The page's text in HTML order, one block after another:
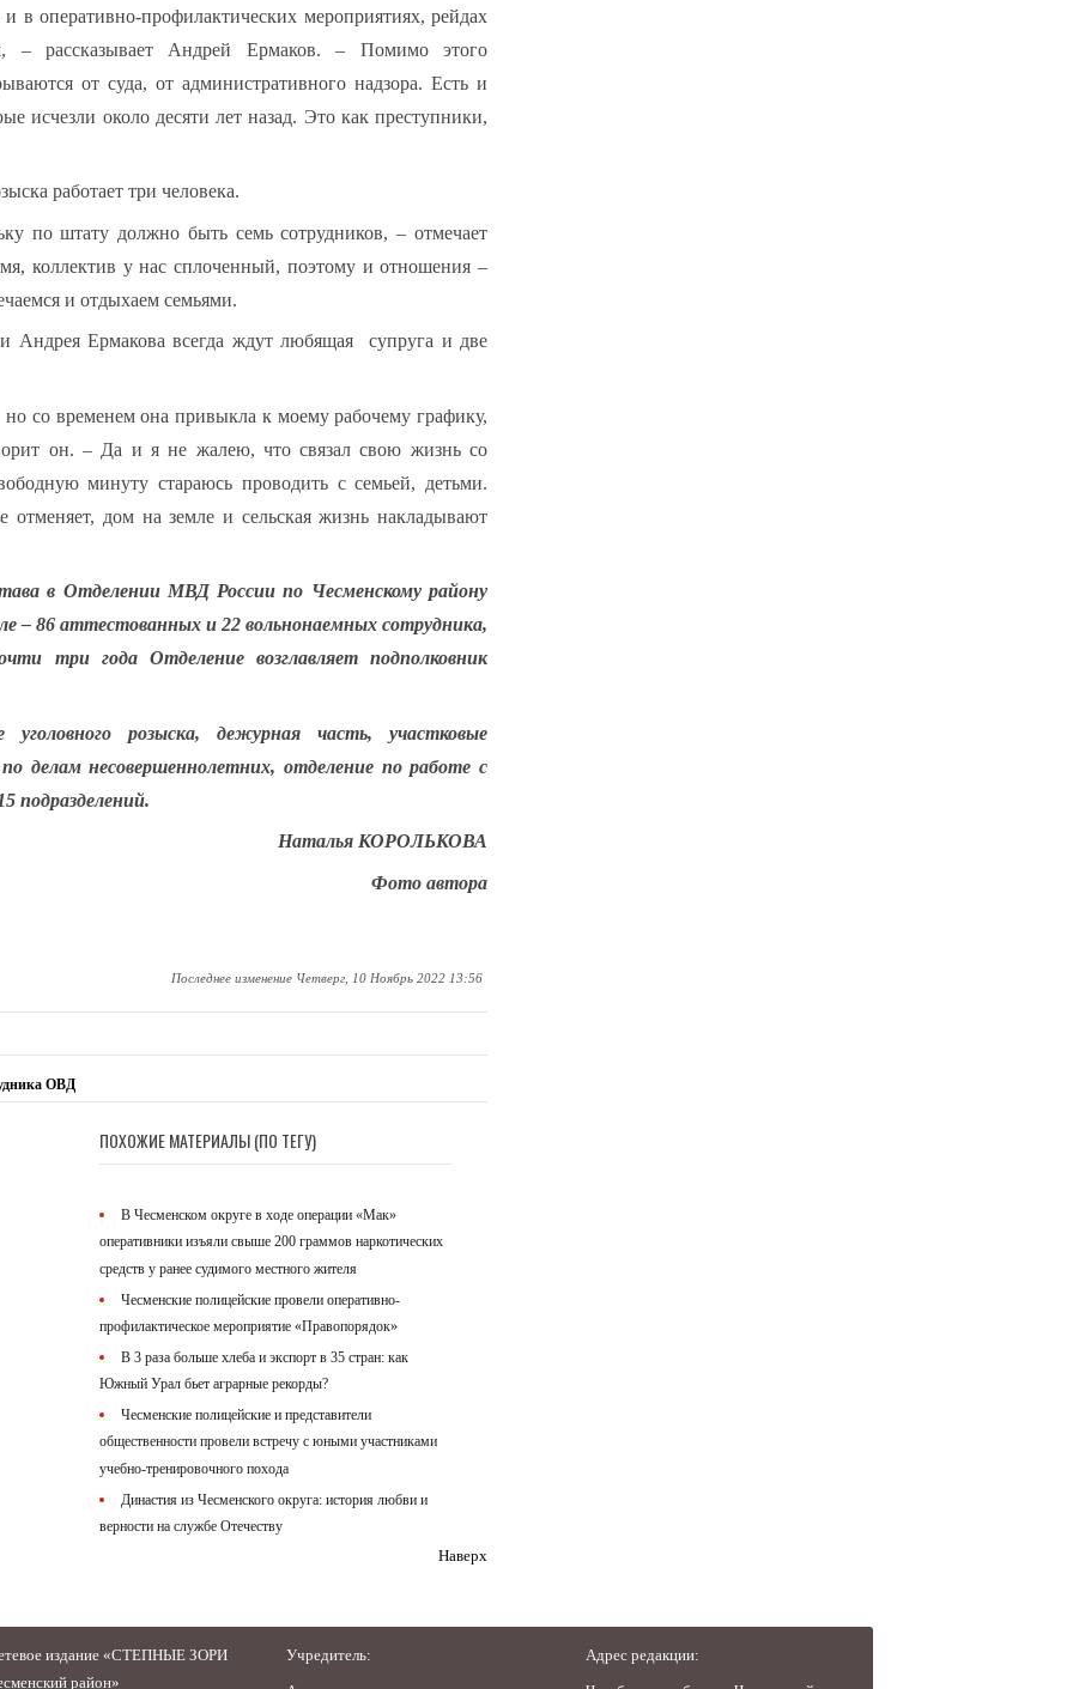
в оперативно-профилактических мероприятиях, рейдах
– рассказывает Андрей Ермаков. – Помимо этого
от суда, от административного надзора. Есть и
исчезли около десяти лет назад. Это как преступники,
работает три человека.
по штату должно быть семь сотрудников, – отмечает
коллектив у нас сплоченный, поэтому и отношения –
и отдыхаем семьями.
Андрея Ермакова всегда ждут любящая супруга и две
со временем она привыкла к моему рабочему графику,
он. – Да и я не жалею, что связал свою жизнь со
минуту стараюсь проводить с семьей, детьми.
дом на земле и сельская жизнь накладывают
в Отделении МВД России по Чесменскому району
– 86 аттестованных и 22 вольнонаемных сотрудника,
три года Отделение возглавляет подполковник
розыска, дежурная часть, участковые
делам несовершеннолетних, отделение по работе с
подразделений.
Наталья КОРОЛЬКОВА
Фото автора
Последнее изменение Четверг, 10 Ноябрь 2022 13:56
ОВД
ПОХОЖИЕ МАТЕРИАЛЫ (ПО ТЕГУ)
В Чесменском округе в ходе операции «Мак»
оперативники изъяли свыше 200 граммов наркотических
средств у ранее судимого местного жителя
Чесменские полицейские провели оперативно-
профилактическое мероприятие «Правопорядок»
В 3 раза больше хлеба и экспорт в 35 стран: как
Южный Урал бьет аграрные рекорды?
Чесменские полицейские и представители
общественности провели встречу с юными участниками
учебно-тренировочного похода
Династия из Чесменского округа: история любви и
верности на службе Отечеству
Наверх
издание «СТЕПНЫЕ ЗОРИ
район»
Учредитель:
Адрес редакции: